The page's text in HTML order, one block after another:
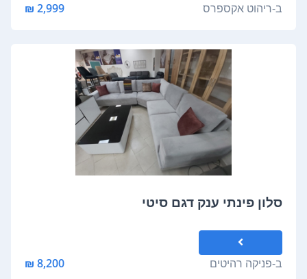
ב-ריהוט אקספרס 2,999 ₪
סלון פינתי ענק דגם סיטי
ב-פניקה רהיטים 8,200 ₪